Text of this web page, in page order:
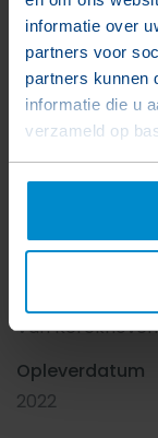
informatie over
partners voor
partners kunnen
informatie die u
verzameld op
Projectnaam
Het Lichthuys
Cadzand-Bad
Van
Opleverdatum
2022